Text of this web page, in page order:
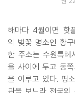
해마다 4월이면 핫
의 벚꽃 명소인 황
한 주소는 수원특
을 사이에 두고 동
을 이루고 있다. 평